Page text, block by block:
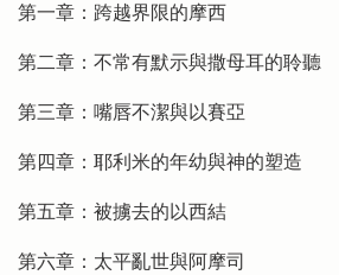
第一章：跨越界限的摩西
第二章：不常有默示與撒母耳的聆聽
第三章：嘴唇不潔與以賽亞
第四章：耶利米的年幼與神的塑造
第五章：被擄去的以西結
第六章：太平亂世與阿摩司